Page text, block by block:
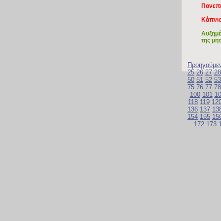
της
25 26 27 28
50 51 52 53
75 76 77 78
100 101
118 119
136 137
154 155
172 173